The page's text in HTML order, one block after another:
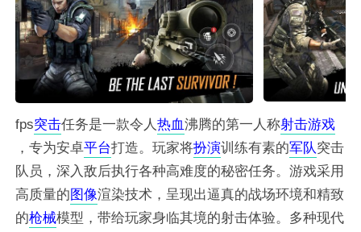
fps突击任务是一款令人热血沸腾的第一人称射击游戏
，专为安卓平台打造。玩家将扮演训练有素的军队突击
队员，深入敌后执行各种高难度的秘密任务。游戏采用
高质量的图像渲染技术，呈现出逼真的战场环境和精致
的枪械模型，带给玩家身临其境的射击体验。多种现代